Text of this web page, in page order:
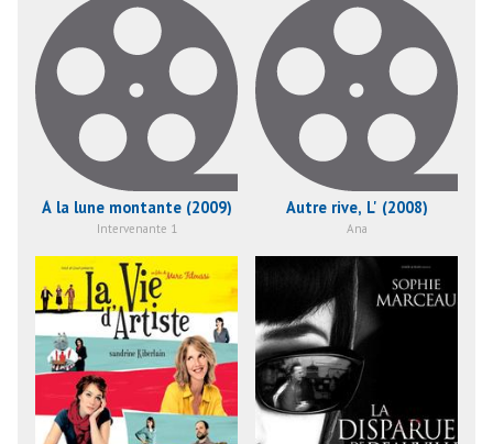
À la lune montante (2009)
Intervenante 1
Autre rive, L' (2008)
Ana